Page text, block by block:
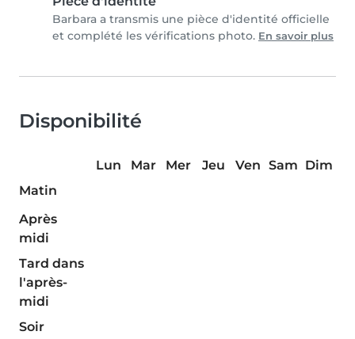
Barbara a transmis une pièce d'identité officielle
et complété les vérifications photo. En savoir plus
Disponibilité
Lun Mar Mer Jeu Ven Sam Dim
Matin
Après
midi
Tard dans
l'après-
midi
Soir